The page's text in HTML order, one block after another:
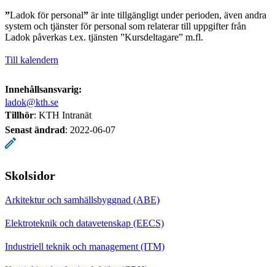
”Ladok för personal” är inte tillgängligt under perioden, även andra
system och tjänster för personal som relaterar till uppgifter från
Ladok påverkas t.ex. tjänsten ”Kursdeltagare” m.fl.
Till kalendern
Innehållsansvarig:
ladok@kth.se
Tillhör: KTH Intranät
Senast ändrad: 2022-06-07
Skolsidor
Arkitektur och samhällsbyggnad (ABE)
Elektroteknik och datavetenskap (EECS)
Industriell teknik och management (ITM)